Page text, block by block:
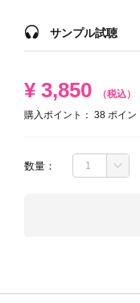
サンプル試聴
¥ 3,850
（税込）
購入ポイント： 38 ポイン
数量：